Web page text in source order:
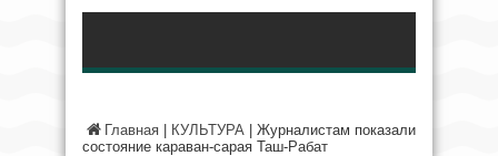
Главная КУЛЬТУРА
Журналистам показали
состояние караван-сарая Таш-Рабат